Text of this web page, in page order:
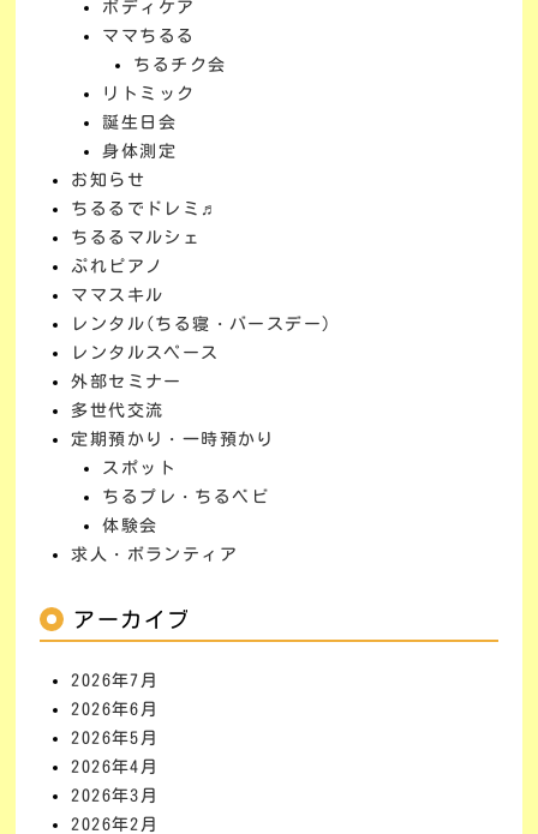
ボディケア
ママちるる
ちるチク会
リトミック
誕生日会
身体測定
お知らせ
ちるるでドレミ♬
ちるるマルシェ
ぷれピアノ
ママスキル
レンタル(ちる寝・バースデー)
レンタルスペース
外部セミナー
多世代交流
定期預かり・一時預かり
スポット
ちるプレ・ちるベビ
体験会
求人・ボランティア
アーカイブ
2026年7月
2026年6月
2026年5月
2026年4月
2026年3月
2026年2月